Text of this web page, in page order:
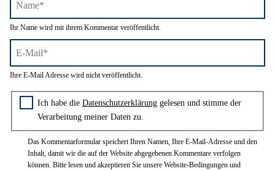
Name*
Ihr Name wird mit ihrem Kommentar veröffentlicht.
E-
Mail*
Ihre E-Mail Adresse wird nicht veröffentlicht.
Zustimmung zur Datenschutzerklärung
Ich habe die Datenschutzerklärunggelesen und stimme der
Verarbeitung meiner Daten zu.
Das Kommentarformular speichert Ihren Namen, Ihre E-Mail-Adresse und den
Inhalt, damit wir die auf der Website abgegebenen Kommentare verfolgen
können. Bitte lesen und akzeptieren Sie unsere Website-Bedingungen und